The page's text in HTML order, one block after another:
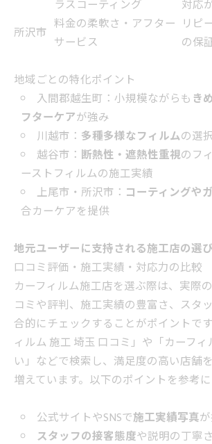
ラスコーティング
対応
所沢市 料金の柔軟さ・アフター
サービス
リピ
の保
地域ごとの特化ポイント
入間郡越生町：小規模ながらも き
フターケアが強み
川越市： 多種多様なフィルムの選
越谷市： 断熱性・遮熱性重視のフ
ーストフィルムの施工実績
上尾市・所沢市： コーティングや
合カーケアを提供
地元ユーザーに支持される施工店の選
口コミ評価・施工実績・対応力の比較
カーフィルム施工店を選ぶ際は、実際
コミや評判、施工実績の豊富さ、スタ
合的にチェックすることがポイントで
ィルム 施工 埼玉 口コミ」や「カーフ
い」などで検索し、満足度の高い店舗
増えています。以下のポイントを参考に
公式サイトやSNSで施工実績写真
スタッフの接客態度や説明の丁寧さ